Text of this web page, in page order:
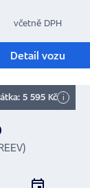
včetně DPH
Detail vozu
5 595 Kč i